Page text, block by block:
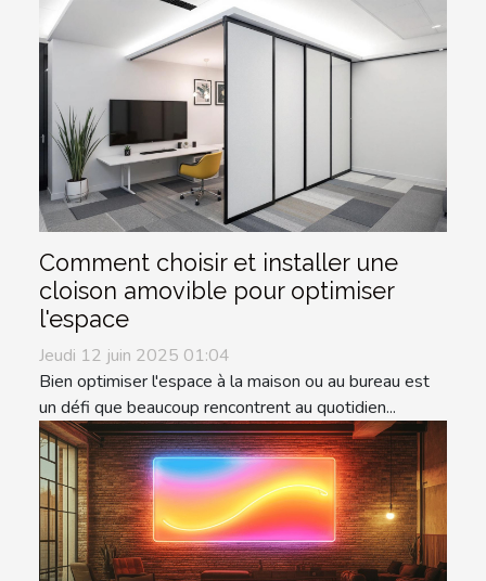
Comment choisir et installer une
cloison amovible pour optimiser
l'espace
Jeudi 12 juin 2025 01:04
Bien optimiser l'espace à la maison ou au bureau est
un défi que beaucoup rencontrent au quotidien...